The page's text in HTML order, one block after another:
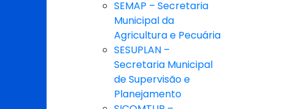
SEMAP – Secretaria
Municipal da
Agricultura e Pecuária
SESUPLAN –
Secretaria Municipal
de Supervisão e
Planejamento